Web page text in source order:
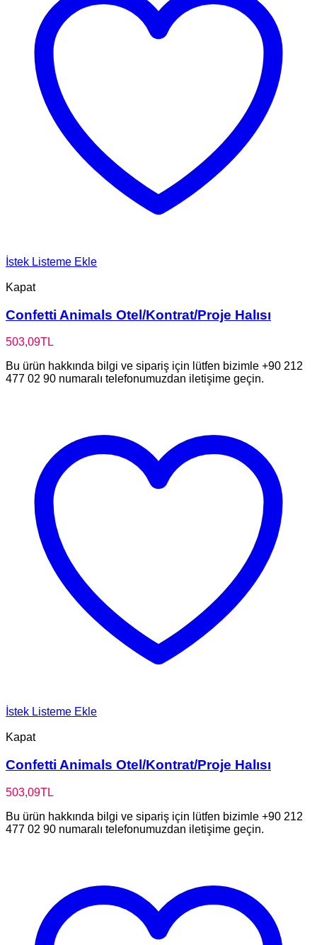
İstek Listeme Ekle
Kapat
Confetti Animals Otel/Kontrat/Proje Halısı
503,09TL
Bu ürün hakkında bilgi ve sipariş için lütfen bizimle +90 212
477 02 90 numaralı telefonumuzdan iletişime geçin.
İstek Listeme Ekle
Kapat
Confetti Animals Otel/Kontrat/Proje Halısı
503,09TL
Bu ürün hakkında bilgi ve sipariş için lütfen bizimle +90 212
477 02 90 numaralı telefonumuzdan iletişime geçin.